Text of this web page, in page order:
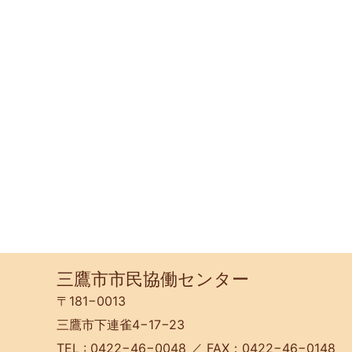
三鷹市市民協働センター
〒181−0013
三鷹市下連雀4−17−23
TEL : 0422−46−0048 ／ FAX：0422−46−0148